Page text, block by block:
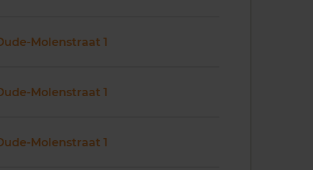
Molenstraat 1
Molenstraat 1
Molenstraat 1